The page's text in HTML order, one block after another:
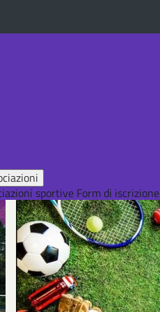
sportive Form di iscrizione